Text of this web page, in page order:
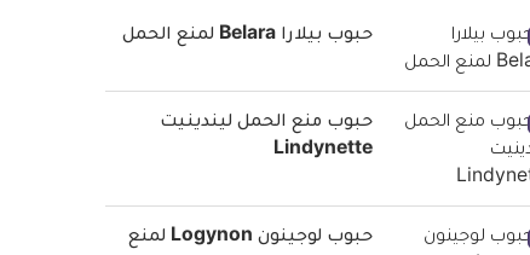
حبوب بيلارا Belara لمنع الحمل
حبوب منع الحمل ليندينيت
Lindynette
حبوب لوجينون Logynon لمنع